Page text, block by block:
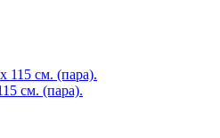
см. (пара).